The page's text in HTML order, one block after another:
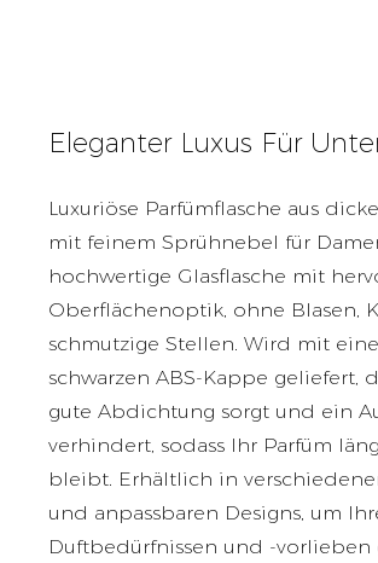
Eleganter Luxus Für
Luxuriöse Parfümflasche aus
mit feinem Sprühnebel für
hochwertige Glasflasche mit
Oberflächenoptik, ohne Blasen,
schmutzige Stellen. Wird mit
schwarzen ABS-Kappe geliefert,
gute Abdichtung sorgt und ein
verhindert, sodass Ihr Parfüm
bleibt. Erhältlich in
und anpassbaren Designs, um
Duftbedürfnissen und -vorlieben